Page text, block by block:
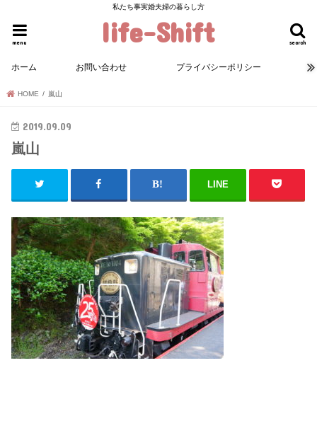
私たち事実婚夫婦の暮らし方
life-Shift search
menu
ホーム お問い合わせ プライバシーポリシー
HOME 嵐山
2019.09.09
嵐山
LINE